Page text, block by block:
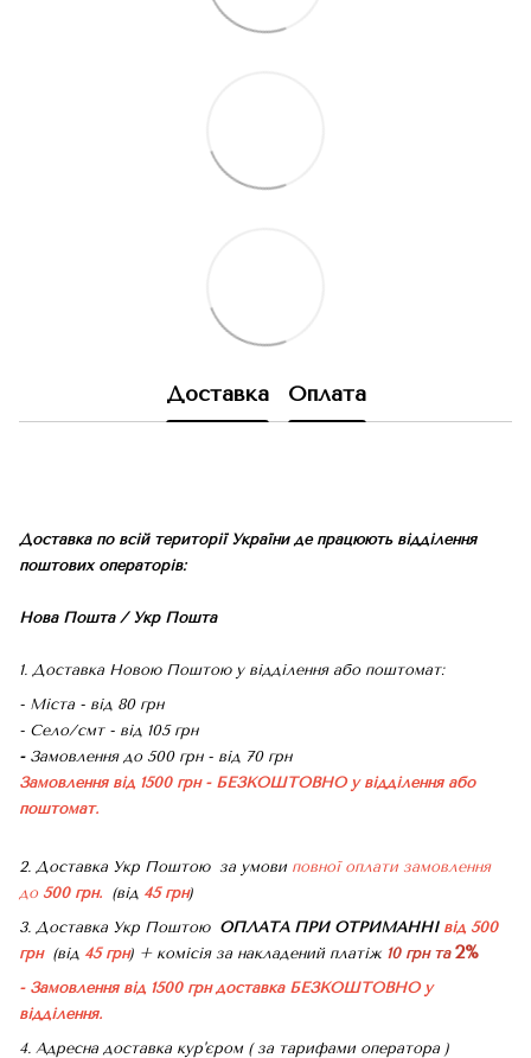
Доставка Оплата
Доставка по всій території України де працюють відділення
поштових операторів:
Нова Пошта / Укр Пошта
1. Доставка Новою Поштою у відділення або поштомат:
- Міста - від 80 грн
- Село/смт - від 105 грн
-Замовлення до 500 грн - від 70 грн
Замовлення від 1500 грн - БЕЗКОШТОВНО у відділення або
поштомат.
2. Доставка Укр Поштою за умови повної оплати замовлення
до 500 грн. (від 45 грн)
3. Доставка Укр ПоштоюОПЛАТА ПРИ ОТРИМАННІ від 500
грн (від 45 грн) + комісія за накладений платіж 10 грн та 2%
- Замовлення від 1500 грн доставка БЕЗКОШТОВНО у
відділення.
4. Адресна доставка кур'єром ( за тарифами оператора )